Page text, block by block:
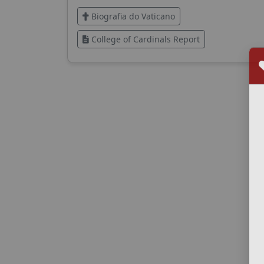
Biografia do Vaticano
College of Cardinals Report